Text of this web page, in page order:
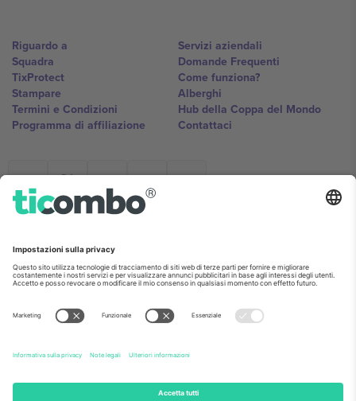
Riguardo a
Squadra
TixProtect
Stampare
Termini e Condizioni
Programma di affiliazione
Servizi aziendali
Domande Frequenti
Come funziona?
Alberghi
Hub della Coppa del Mondo
Contattaci
Ticombo Italia
Mimi Balkanska 132, 1540, Sofia,
base alla località, all'evento e/o al dominio. Per i dettagli controlla la
pagina specifica dell'evento, l'impronta e i termini.,